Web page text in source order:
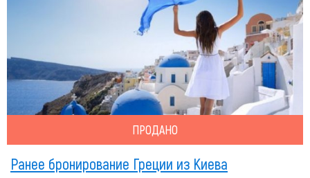
ПРОДАНО
Ранее бронирование Греции из Киева